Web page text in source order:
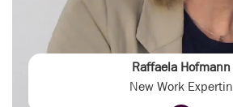
Raffaela Hofmann
New Work Expertin